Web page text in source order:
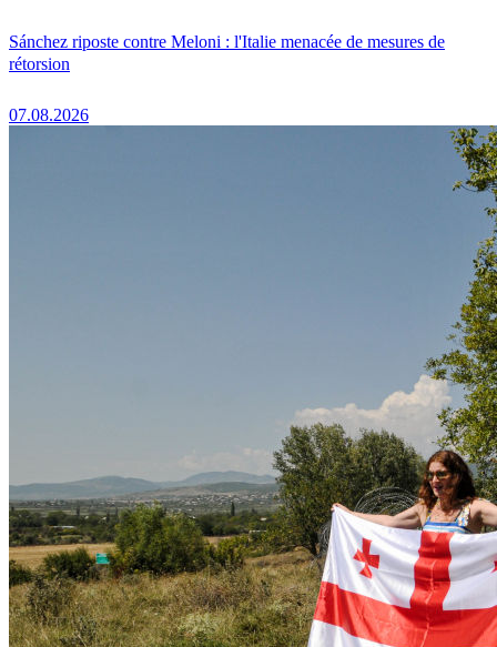
Sánchez riposte contre Meloni : l'Italie menacée de mesures de
rétorsion
07.08.2026